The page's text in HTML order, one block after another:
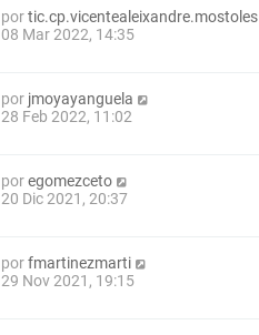
portic.cp.vicentealeixandre.mostoles
08 Mar 2022, 14:35
por jmoyayanguela
28 Feb 2022, 11:02
poregomezceto
20 Dic 2021, 20:37
porfmartinezmarti
29 Nov 2021, 19:15